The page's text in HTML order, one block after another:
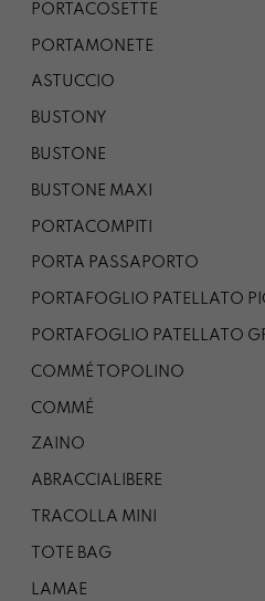
PORTACOSETTE
PORTAMONETE
ASTUCCIO
BUSTONY
BUSTONE
BUSTONE MAXI
PORTACOMPITI
PORTA PASSAPORTO
PORTAFOGLIO PATELLATO
PORTAFOGLIO PATELLATO
COMMÉ TOPOLINO
COMMÉ
ZAINO
ABRACCIALIBERE
TRACOLLA MINI
TOTE BAG
LAMAE